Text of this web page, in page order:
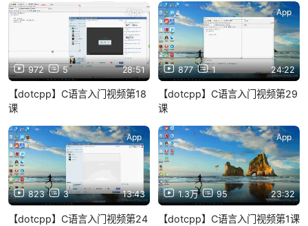
972 5 28:51
App
【dotcpp】C语言入门视频第18
课
877 1 24:22
App
【dotcpp】C语言入门视频第29
课
823 3 13:43
App
【dotcpp】C语言入门视频第24
1.3万 95 23:32
App
【dotcpp】C语言入门视频第1课